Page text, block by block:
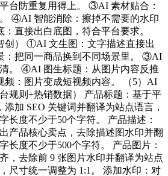
台防重复用得上。 ③AI 素材贴合：
④AI 智能消除：擦掉不需要的水印
直接出白底图，符合平台要求。
创） ①AI 文生图：文字描述直接出
把同一商品换到不同场景里。 ③AI
。 ④AI 图生标题：从图片内容反推
：图片变成短视频内容。 （5）AI
规则+热销数据） 产品标题：基于平
加 SEO 关键词并翻译为站点语言，
长度不少于50个字符。 产品描述：
产品核心卖点，去除描述图水印并翻
长度不少于500个字符。 产品图片：
，去除前 9 张图片水印并翻译为站点
尺寸统一调整为 1:1。 添加水印：对